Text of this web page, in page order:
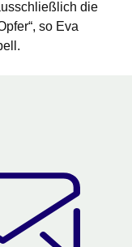
die
so Eva